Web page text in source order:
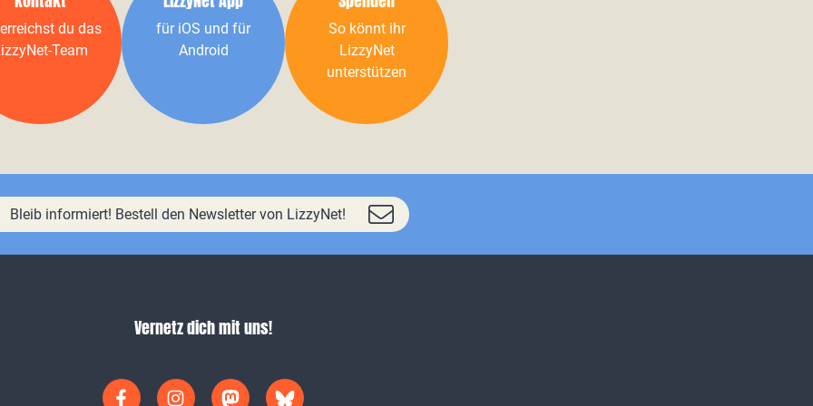
du das
Team
für iOS und für
Android
So könnt ihr
LizzyNet
unterstützen
Bleib informiert! Bestell den Newsletter von LizzyNet!
Vernetz dich mit uns!